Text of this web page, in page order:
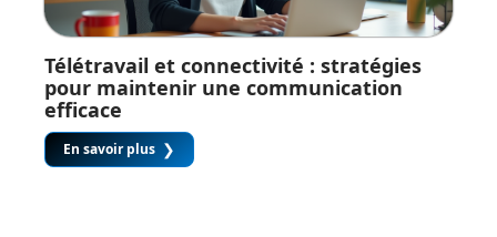
Télétravail et connectivité : stratégies
pour maintenir une communication
efficace
En savoir plus